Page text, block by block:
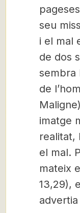
seu
i el mal
de dos
sembra
de
imatge
realitat,
el mal.
mateix
13,29),